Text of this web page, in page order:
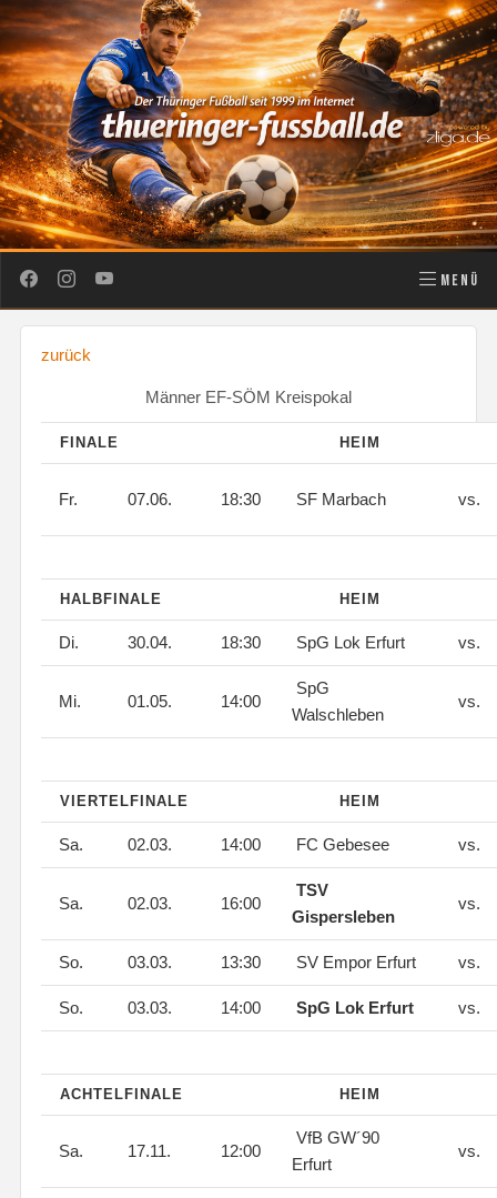
MENÜ
zurück
Männer EF-SÖM Kreispokal
FINALE HEIM
Fr. 07.06. 18:30 SF Marbach vs.
HALBFINALE HEIM
Di. 30.04. 18:30 SpG Lok Erfurt vs.
Mi. 01.05. 14:00
SpG
Walschleben
vs.
VIERTELFINALE HEIM
Sa. 02.03. 14:00 FC Gebesee vs.
Sa. 02.03. 16:00
TSV
Gispersleben
vs.
So. 03.03. 13:30 SV Empor Erfurt vs.
So. 03.03. 14:00 SpG Lok Erfurt vs.
ACHTELFINALE HEIM
Sa. 17.11. 12:00
VfB GW´90
Erfurt
vs.